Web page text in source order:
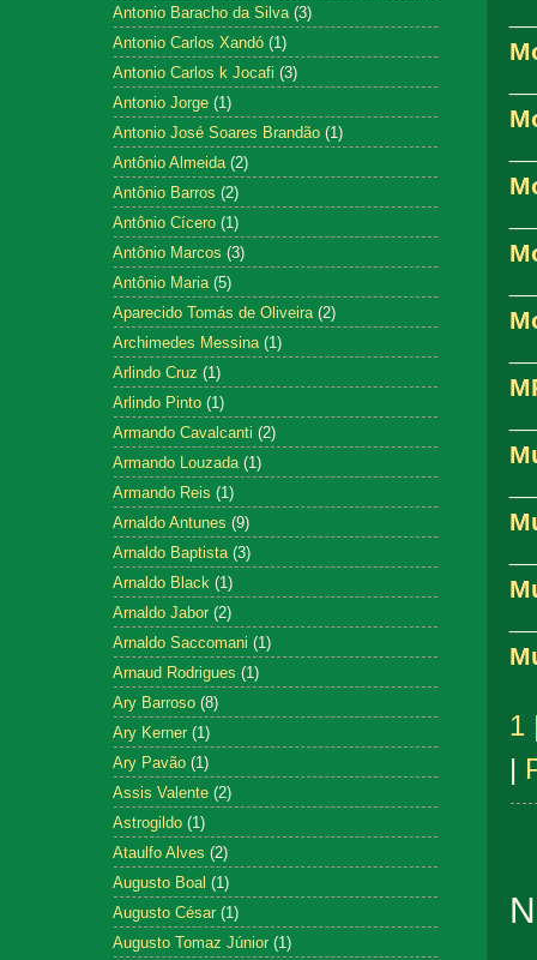
1
|
Antonio Baracho da Silva (3)
Antonio Carlos Xandó (1)
Antonio Carlos k Jocafi (3)
Antonio Jorge (1)
Antonio José Soares Brandão (1)
Antônio Almeida (2)
Antônio Barros (2)
Antônio Cícero (1)
Antônio Marcos (3)
Antônio Maria (5)
Aparecido Tomás de Oliveira (2)
Archimedes Messina (1)
Arlindo Cruz (1)
Arlindo Pinto (1)
Armando Cavalcanti (2)
Armando Louzada (1)
Armando Reis (1)
Arnaldo Antunes (9)
Arnaldo Baptista (3)
Arnaldo Black (1)
Arnaldo Jabor (2)
Arnaldo Saccomani (1)
Arnaud Rodrigues (1)
Ary Barroso (8)
Ary Kerner (1)
Ary Pavão (1)
Assis Valente (2)
Astrogildo (1)
Ataulfo Alves (2)
Augusto Boal (1)
Augusto César (1)
Augusto Tomaz Júnior (1)